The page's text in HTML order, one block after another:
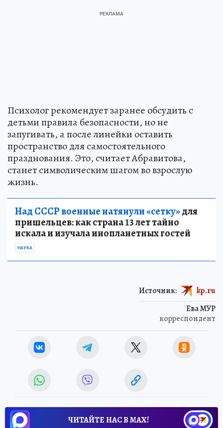
Психолог рекомендует заранее обсудить с
детьми правила безопасности, но не
запугивать, а после линейки оставить
пространство для самостоятельного
празднования. Это, считает Абравитова,
станет символическим шагом во взрослую
жизнь.
Над СССР военные натянули «сетку»для
пришельцев: как страна 13 лет тайно
искала и изучала инопланетных гостей
НАУКА
Ева МУР
корреспондент
Источник: kp.ru
ЧИТАЙТЕ НАС В МАХ!